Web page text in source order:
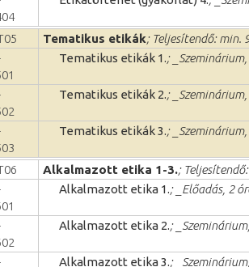
Tematikus etikák; Teljesítendő: min.
Tematikus etikák 1.;
Tematikus etikák 2.;
Tematikus etikák 3.;
Alkalmazott etika 1-3.;
Alkalmazott etika 1.; _Előadás, 2
Alkalmazott etika 2.;
Alkalmazott etika 3.;